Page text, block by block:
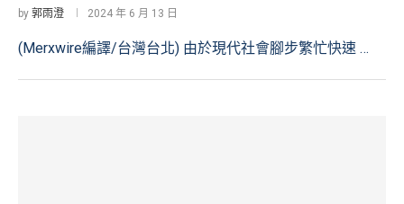
by 郭雨澄 2024 年 6 月 13 日
(Merxwire編譯/台灣台北) 由於現代社會腳步繁忙快速 …